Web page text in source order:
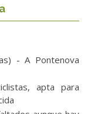
- A Pontenova
apta para